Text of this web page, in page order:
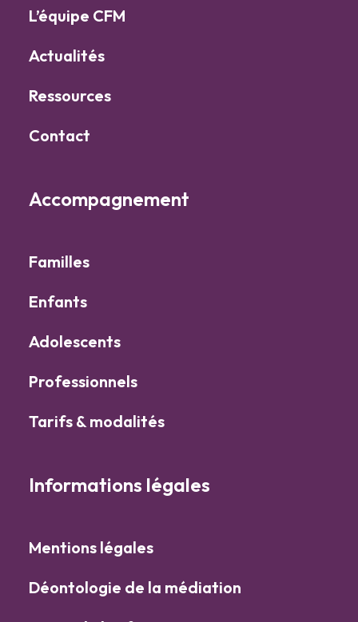
L’équipe CFM
Actualités
Ressources
Contact
Accompagnement
Familles
Enfants
Adolescents
Professionnels
Tarifs & modalités
Informations légales
Mentions légales
Déontologie de la médiation